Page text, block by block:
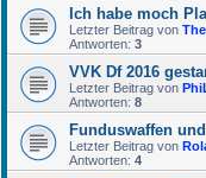
Ich habe moch
Letzter Beitrag von
Antworten: 3
VVK Df 2016
Letzter Beitrag von
Antworten: 8
Funduswaffen
Letzter Beitrag von
Antworten: 4